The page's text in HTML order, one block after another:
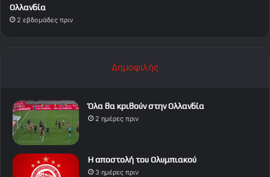
Ολλανδία
2 εβδομάδες πριν
Δημοφιλής
Όλα θα κριθούν στην Ολλανδία
2 ημέρες πριν
Η αποστολή του Ολυμπιακού
3 ημέρες πριν